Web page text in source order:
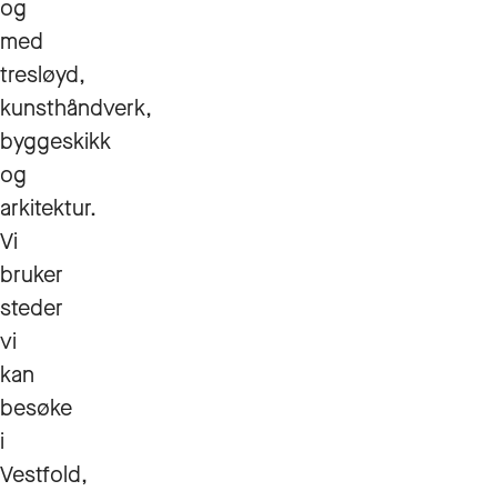
og
med
tresløyd,
kunsthåndverk,
byggeskikk
og
arkitektur.
Vi
bruker
steder
vi
kan
besøke
i
Vestfold,